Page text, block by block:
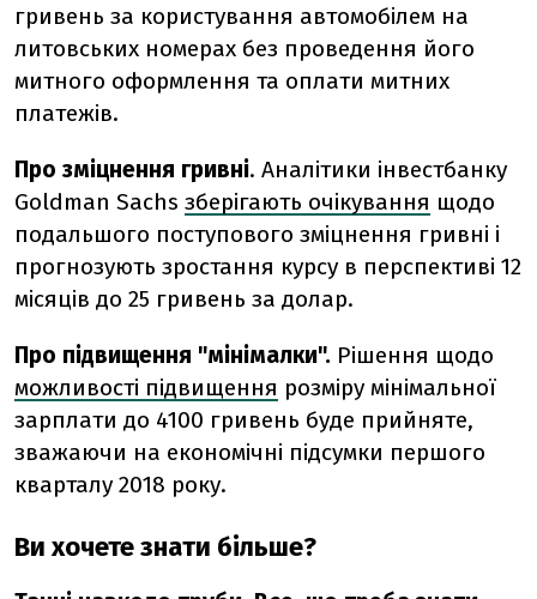
гривень за користування автомобілем на
литовських номерах без проведення його
митного оформлення та оплати митних
платежів.
Про зміцнення гривні. Аналітики інвестбанку
Goldman Sachs зберігають очікування щодо
подальшого поступового зміцнення гривні і
прогнозують зростання курсу в перспективі 12
місяців до 25 гривень за долар.
Про підвищення "мінімалки". Рішення щодо
можливості підвищення розміру мінімальної
зарплати до 4100 гривень буде прийняте,
зважаючи на економічні підсумки першого
кварталу 2018 року.
Ви хочете знати більше?